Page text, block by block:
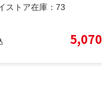
ストア在庫： 73
5,070